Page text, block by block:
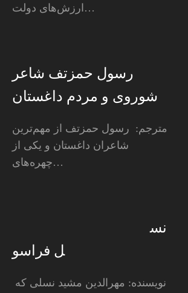
ارزش‌های دولت…
رسول حمزتف شاعر
شوروی و مردم داغستان
مترجم: رسول حمزتف از مهم‌ترین
شاعران داغستان و یکی از
چهره‌های…
نس
ل فراسو